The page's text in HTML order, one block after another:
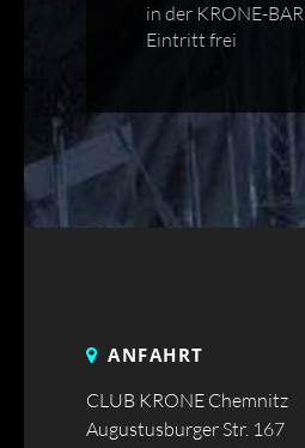
in der KRONE-BAR
Eintritt frei
ANFAHRT
CLUB KRONE Chemnitz
Augustusburger Str. 167